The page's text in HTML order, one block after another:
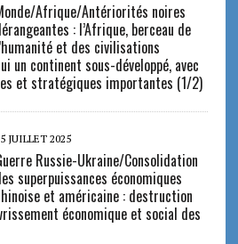
Afrique/Antériorités noires
: l’Afrique, berceau de
et des civilisations
un continent sous-développé, avec
et stratégiques importantes (1/2)
JUILLET 2025
Russie-Ukraine/Consolidation
superpuissances économiques
et américaine : destruction
économique et social des